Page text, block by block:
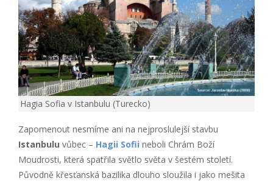
Hagia Sofia v Istanbulu (Turecko)
Zapomenout nesmíme ani na nejproslulejší stavbu
Istanbulu vůbec – Hagii Sofii neboli Chrám Boží
Moudrosti, která spatřila světlo světa v šestém století.
Původně křesťanská bazilika dlouho sloužila i jako mešita